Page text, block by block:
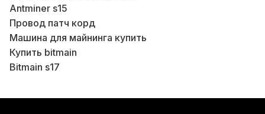
Antminer s15
Провод патч корд
Машина для майнинга купить
Купить bitmain
Bitmain s17
Оборудование asic